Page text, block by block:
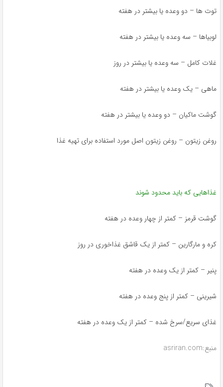
توت ها – دو وعده یا بیشتر در هفته
لوبیاها – سه وعده یا بیشتر در هفته
غلات کامل – سه وعده یا بیشتر در روز
ماهی – یک وعده یا بیشتر در هفته
گوشت ماکیان – دو وعده یا بیشتر در هفته
روغن زیتون – روغن زیتون اصل مورد استفاده برای تهیه غذا
غذاهایی که باید محدود شوند
گوشت قرمز – کمتر از چهار وعده در هفته
کره و مارگارین – کمتر از یک قاشق غذاخوری در روز
پنیر – کمتر از یک وعده در هفته
شیرینی – کمتر از پنج وعده در هفته
غذای سریع/سرخ شده – کمتر از یک وعده در هفته
منبع:asriran.com